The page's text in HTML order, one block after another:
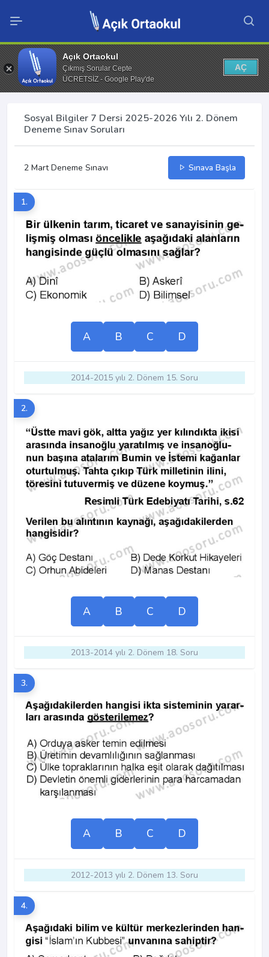
Açık Ortaokul
Çıkmış Sorular Cepte
ÜCRETSİZ - Google Play'de
AÇ
Sosyal Bilgiler 7 Dersi 2025-2026 Yılı 2. Dönem
Deneme Sınav Soruları
2 Mart Deneme Sınavı Sınava Başla
1.
A B C D
2014-2015 yılı 2. Dönem 15. Soru
2.
A B C D
2013-2014 yılı 2. Dönem 18. Soru
3.
A B C D
2012-2013 yılı 2. Dönem 13. Soru
4.